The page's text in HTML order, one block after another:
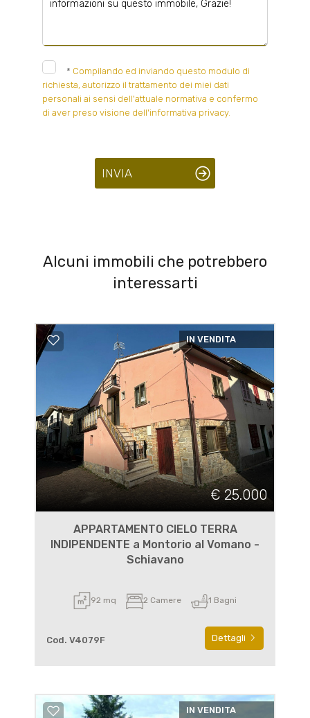
* Compilando ed inviando questo modulo di
richiesta, autorizzo il trattamento dei miei dati
personali ai sensi dell'attuale normativa e confermo
di aver preso visione dell'informativa privacy.
INVIA
Alcuni immobili che potrebbero
interessarti
IN VENDITA
€ 25.000
APPARTAMENTO CIELO TERRA
INDIPENDENTE a Montorio al Vomano -
Schiavano
92 mq 2 Camere 1 Bagni
Cod. V4079F Dettagli
IN VENDITA